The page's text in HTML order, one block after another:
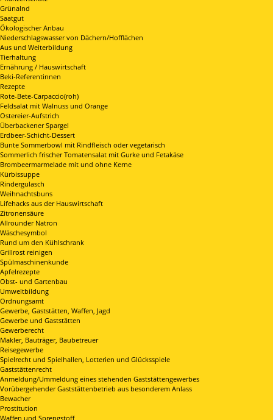
Grünalnd
Saatgut
Ökologischer Anbau
Niederschlagswasser von Dächern/Hofflächen
Aus und Weiterbildung
Tierhaltung
Ernährung / Hauswirtschaft
Beki-Referentinnen
Rezepte
Rote-Bete-Carpaccio(roh)
Feldsalat mit Walnuss und Orange
Ostereier-Aufstrich
Überbackener Spargel
Erdbeer-Schicht-Dessert
Bunte Sommerbowl mit Rindfleisch oder vegetarisch
Sommerlich frischer Tomatensalat mit Gurke und Fetakäse
Brombeermarmelade mit und ohne Kerne
Kürbissuppe
Rindergulasch
Weihnachtsbuns
Lifehacks aus der Hauswirtschaft
Zitronensäure
Allrounder Natron
Wäschesymbol
Rund um den Kühlschrank
Grillrost reinigen
Spülmaschinenkunde
Apfelrezepte
Obst- und Gartenbau
Umweltbildung
Ordnungsamt
Gewerbe, Gaststätten, Waffen, Jagd
Gewerbe und Gaststätten
Gewerberecht
Makler, Bauträger, Baubetreuer
Reisegewerbe
Spielrecht und Spielhallen, Lotterien und Glücksspiele
Gaststättenrecht
Anmeldung/Ummeldung eines stehenden Gaststättengewerbes
Vorübergehender Gaststättenbetrieb aus besonderem Anlass
Bewacher
Prostitution
Waffen und Sprengstoff